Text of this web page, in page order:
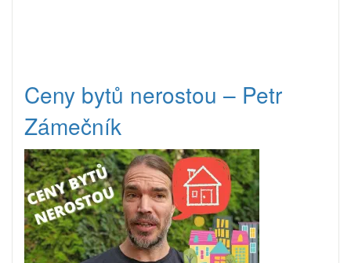
Ceny bytů nerostou – Petr
Zámečník